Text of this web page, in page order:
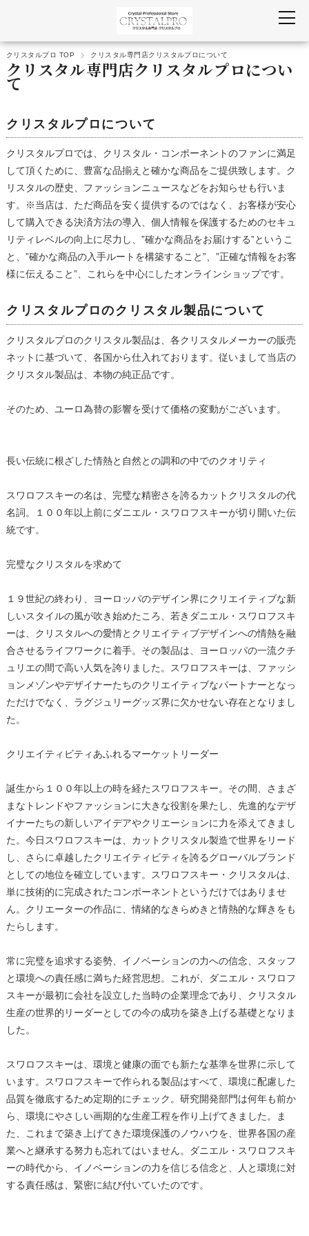
クリスタルプロ TOP クリスタル専門店クリスタルプロについて
クリスタル専門店クリスタルプロについ
て
クリスタルプロについて
クリスタルプロでは、クリスタル・コンポーネントのファンに満足
して頂くために、豊富な品揃えと確かな商品をご提供致します。ク
リスタルの歴史、ファッションニュースなどをお知らせも行いま
す。※当店は、ただ商品を安く提供するのではなく、お客様が安心
して購入できる決済方法の導入、個人情報を保護するためのセキュ
リティレベルの向上に尽力し、”確かな商品をお届けする”というこ
と、”確かな商品の入手ルートを構築すること”、”正確な情報をお客
様に伝えること”、これらを中心にしたオンラインショップです。
クリスタルプロのクリスタル製品について
クリスタルプロのクリスタル製品は、各クリスタルメーカーの販売
ネットに基づいて、各国から仕入れております。従いまして当店の
クリスタル製品は、本物の純正品です。
そのため、ユーロ為替の影響を受けて価格の変動がございます。
長い伝統に根ざした情熱と自然との調和の中でのクオリティ
スワロフスキーの名は、完璧な精密さを誇るカットクリスタルの代
名詞。１００年以上前にダニエル・スワロフスキーが切り開いた伝
統です。
完璧なクリスタルを求めて
１９世紀の終わり、ヨーロッパのデザイン界にクリエイティブな新
しいスタイルの風が吹き始めたころ、若きダニエル・スワロフスキ
ーは、クリスタルへの愛情とクリエイティブデザインへの情熱を融
合させるライフワークに着手。その製品は、ヨーロッパの一流クチ
ュリエの間で高い人気を誇りました。スワロフスキーは、ファッシ
ョンメゾンやデザイナーたちのクリエイティブなパートナーとなっ
ただけでなく、ラグジュリーグッズ界に欠かせない存在となりまし
た。
クリエイティビティあふれるマーケットリーダー
誕生から１００年以上の時を経たスワロフスキー。その間、さまざ
まなトレンドやファッションに大きな役割を果たし、先進的なデザ
イナーたちの新しいアイデアやクリエーションに力を添えてきまし
た。今日スワロフスキーは、カットクリスタル製造で世界をリード
し、さらに卓越したクリエイティビティを誇るグローバルブランド
としての地位を確立しています。スワロフスキー・クリスタルは、
単に技術的に完成されたコンポーネントというだけではありませ
ん。クリエーターの作品に、情緒的なきらめきと情熱的な輝きをも
たらします。
常に完璧を追求する姿勢、イノベーションの力への信念、スタッフ
と環境への責任感に満ちた経営思想。これが、ダニエル・スワロフ
スキーが最初に会社を設立した当時の企業理念であり、クリスタル
生産の世界的リーダーとしての今の成功を築き上げる基礎となりま
した。
スワロフスキーは、環境と健康の面でも新たな基準を世界に示して
います。スワロフスキーで作られる製品はすべて、環境に配慮した
品質を徹底するため定期的にチェック。研究開発部門は何年も前か
ら、環境にやさしい画期的な生産工程を作り上げてきました。ま
た、これまで築き上げてきた環境保護のノウハウを、世界各国の産
業へと継承する努力も忘れてはいません。ダニエル・スワロフスキ
ーの時代から、イノベーションの力を信じる信念と、人と環境に対
する責任感は、緊密に結び付いていたのです。